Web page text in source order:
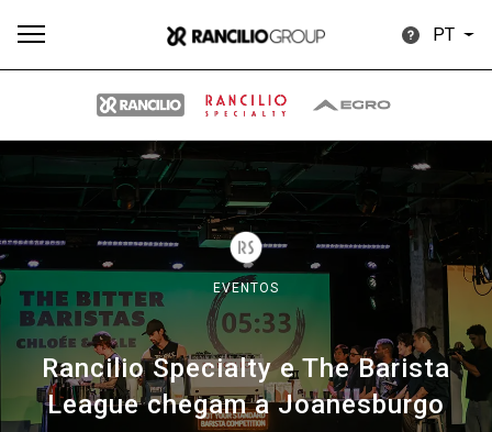
PT
EVENTOS
Rancilio Specialty e The Barista
League chegam a Joanesburgo
Produtos Notícias Descarregar
Our brands